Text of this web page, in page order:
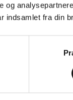
og
indsamlet fra din
mens de
og
og
for høj hygiejne
integration i